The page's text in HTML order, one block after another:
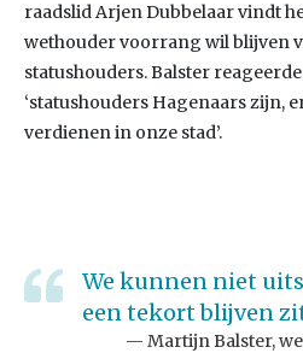
raadslid Arjen Dubbelaar vindt
wethouder voorrang wil blijven
statushouders. Balster
‘statushouders Hagenaars zijn,
verdienen in onze stad’.
We kunnen niet
een tekort blijven
Martijn Balster,